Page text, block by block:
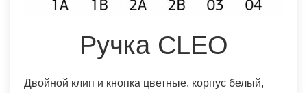
Ручка CLEO
Двойной клип и кнопка цветные, корпус белый,